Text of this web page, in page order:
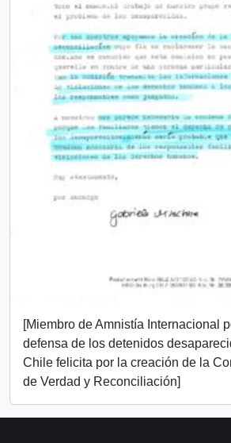
[Miembro de Amnistía Internacional
defensa de los detenidos
Chile felicita por la creación de la
de Verdad y Reconciliación]